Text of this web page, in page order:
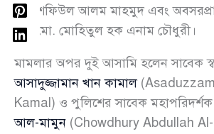
মো. শফিউল আলম মাহমুদ এবং
জজ মো. মোহিতুল হক এনাম চৌধুরী।
মামলার অপর দুই আসামি হলেন সাবেক
আসাদুজ্জামান খান কামাল
Kamal) ও পুলিশের সাবেক মহাপরিদর্শক
আল-মামুন (Chowdhury Abdullah